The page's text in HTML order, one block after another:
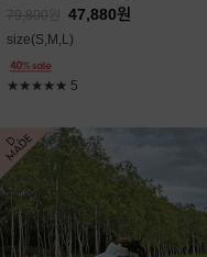
79,800 47,880원
size(S,M,L)
★★★★★ 5